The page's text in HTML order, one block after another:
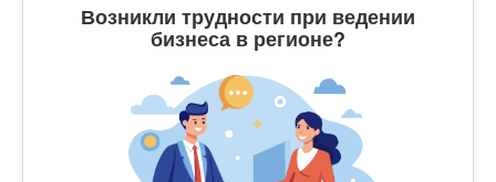
Возникли трудности при ведении
бизнеса в регионе?